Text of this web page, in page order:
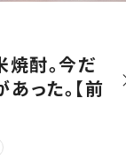
酎。今だ
った。【前